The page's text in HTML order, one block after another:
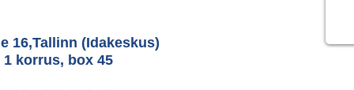
16,Tallinn (Idakeskus)
1 korrus, box 45